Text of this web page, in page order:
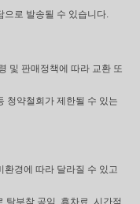
으로 발송될 수 있습니다.
및 판매정책에 따라 교환 또
청약철회가 제한될 수 있는
환경에 따라 달라질 수 있고